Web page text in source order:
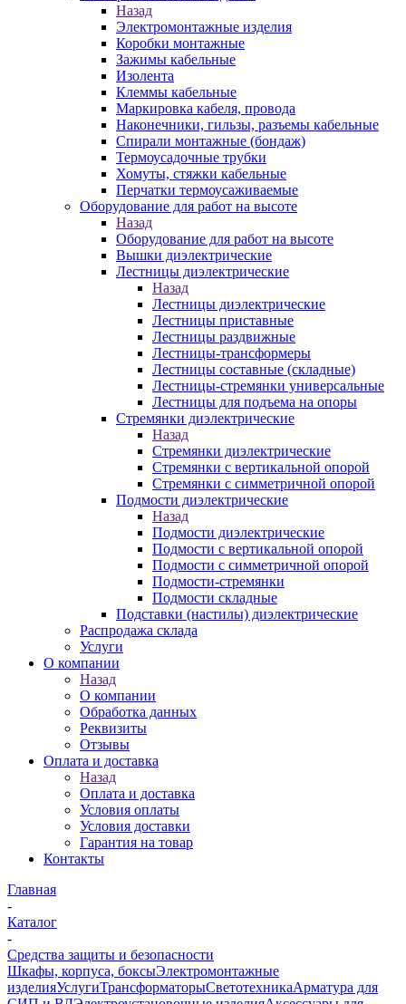
Назад
Электромонтажные изделия
Коробки монтажные
Зажимы кабельные
Изолента
Клеммы кабельные
Маркировка кабеля, провода
Наконечники, гильзы, разъемы кабельные
Спирали монтажные (бондаж)
Термоусадочные трубки
Хомуты, стяжки кабельные
Перчатки термоусаживаемые
Оборудование для работ на высоте
Назад
Оборудование для работ на высоте
Вышки диэлектрические
Лестницы диэлектрические
Назад
Лестницы диэлектрические
Лестницы приставные
Лестницы раздвижные
Лестницы-трансформеры
Лестницы составные (складные)
Лестницы-стремянки универсальные
Лестницы для подъема на опоры
Стремянки диэлектрические
Назад
Стремянки диэлектрические
Стремянки с вертикальной опорой
Стремянки с симметричной опорой
Подмости диэлектрические
Назад
Подмости диэлектрические
Подмости с вертикальной опорой
Подмости с симметричной опорой
Подмости-стремянки
Подмости складные
Подставки (настилы) диэлектрические
Распродажа склада
Услуги
О компании
Назад
О компании
Обработка данных
Реквизиты
Отзывы
Оплата и доставка
Назад
Оплата и доставка
Условия оплаты
Условия доставки
Гарантия на товар
Контакты
Главная
-
Каталог
-
Средства защиты и безопасности
Шкафы, корпуса, боксыЭлектромонтажные
изделияУслугиТрансформаторыСветотехникаАрматура для